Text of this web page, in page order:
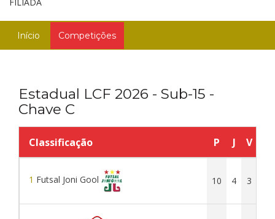
FILIADA
Início Competições
Estadual LCF 2026 - Sub-15 -
Chave C
Classificação P J V
1 Futsal Joni Gool 10 4 3